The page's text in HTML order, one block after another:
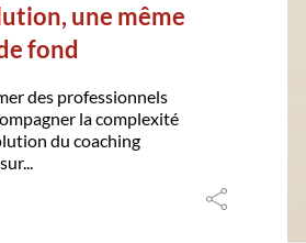
une même
fond
des professionnels
la complexité
du coaching